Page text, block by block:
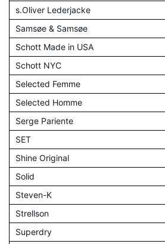
s.Oliver Lederjacke
Samsøe & Samsøe
Schott Made in USA
Schott NYC
Selected Femme
Selected Homme
Serge Pariente
SET
Shine Original
Solid
Steven-K
Strellson
Superdry